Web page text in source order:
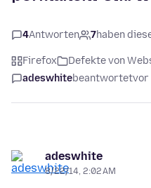
4Antworten 7haben
Firefox Defekte von
adeswhitebeantwortetvor
adeswhite
8/22/14, 2:02 AM